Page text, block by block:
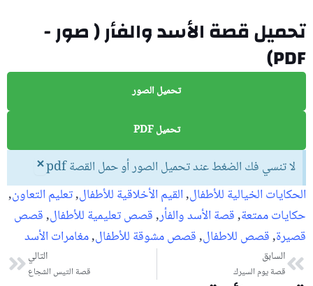
تحميل قصة الأسد والفأر ( صور -
PDF)
تحميل الصور
تحميل PDF
لا تنسي فك الضغط عند تحميل الصور أو حمل القصة pdf ×
الحكايات الخيالية للأطفال,القيم الأخلاقية للأطفال,تعليم التعاون,
حكايات ممتعة,قصة الأسد والفأر,قصص تعليمية للأطفال,قصص
قصيرة,قصص للاطفال,قصص مشوقة للأطفال,مغامرات الأسد
Prev
السابق
قصة يوم السيرك
التالي
قصة التيس الشجاع